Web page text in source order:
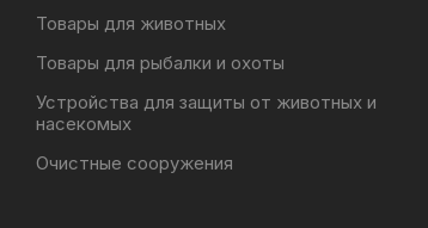
Товары для животных
Товары для рыбалки и охоты
Устройства для защиты от животных и
насекомых
Очистные сооружения